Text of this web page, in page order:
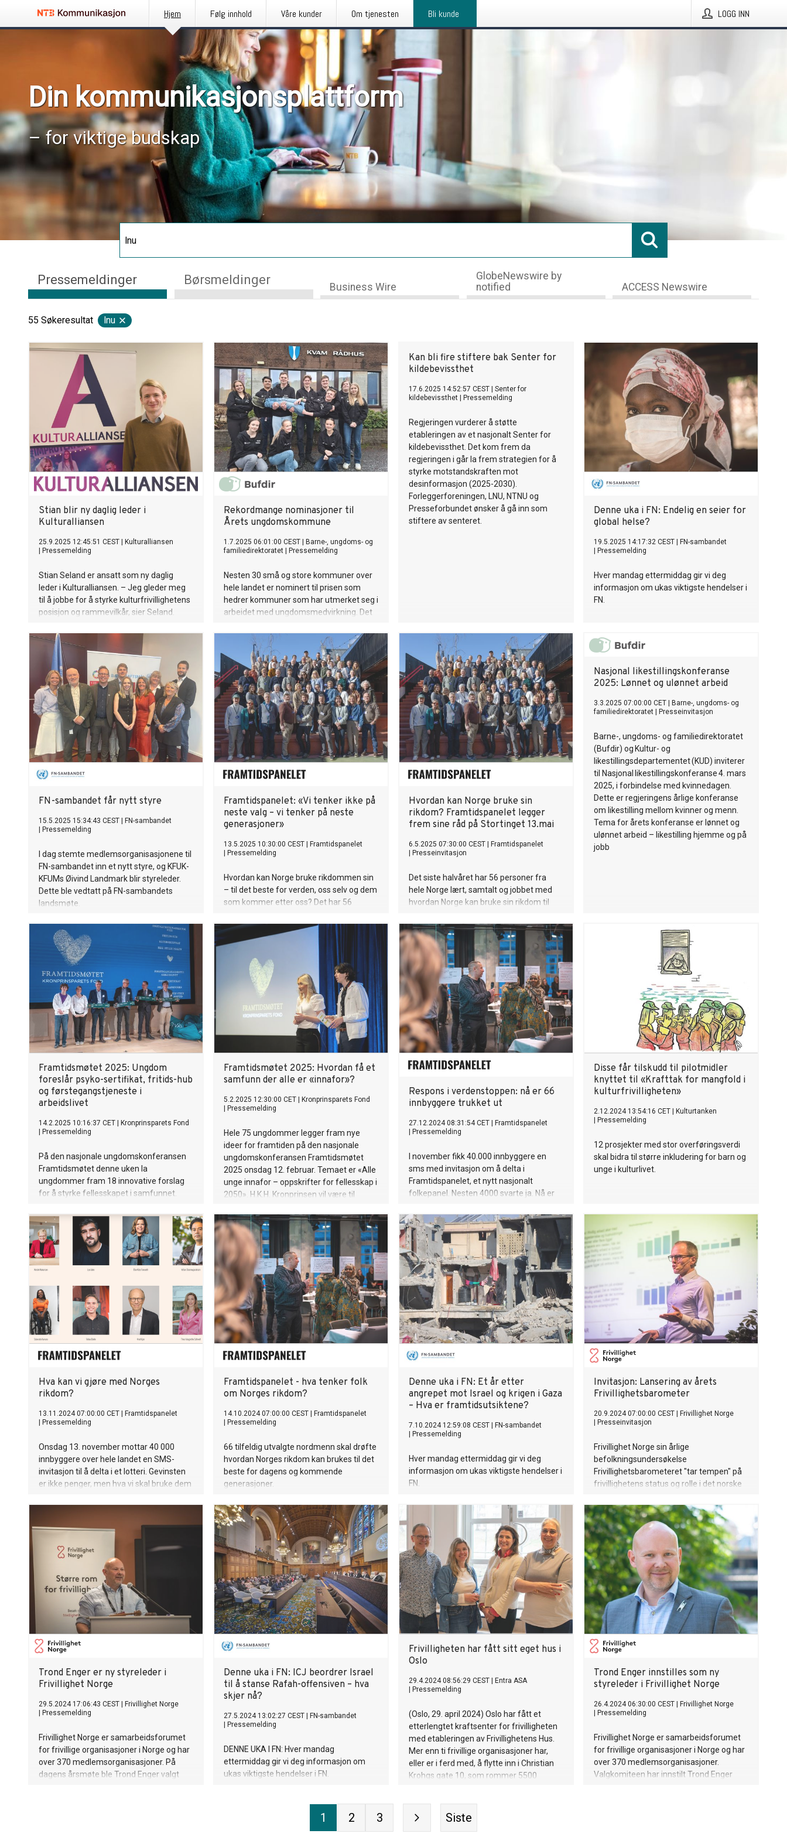
Hjem Følg innhold Våre kunder Om tjenesten Bli kunde LOGG INN
Din kommunikasjonsplattform
– for viktige budskap
Pressemeldinger Børsmeldinger Business Wire
GlobeNewswire by
notified
ACCESS Newswire
55 Søkeresultat lnu
Stian blir ny daglig leder i
Kulturalliansen
25.9.2025 12:45:51 CEST
Kulturalliansen
Pressemelding
Stian Seland er ansatt som ny daglig
leder i Kulturalliansen. – Jeg gleder meg
til å jobbe for å styrke kulturfrivillighetens
posisjon og rammevilkår, sier Seland.
Rekordmange nominasjoner til
Årets ungdomskommune
1.7.2025 06:01:00 CEST
Barne-, ungdoms- og
familiedirektoratet
Pressemelding
Nesten 30 små og store kommuner over
hele landet er nominert til prisen som
hedrer kommuner som har utmerket seg i
arbeidet med ungdomsmedvirkning. Det
Kan bli fire stiftere bak Senter for
kildebevissthet
17.6.2025 14:52:57 CEST
Senter for
kildebevissthet
Pressemelding
Regjeringen vurderer å støtte
etableringen av et nasjonalt Senter for
kildebevissthet. Det kom frem da
regjeringen i går la frem strategien for å
styrke motstandskraften mot
desinformasjon (2025-2030).
Forleggerforeningen, LNU, NTNU og
Presseforbundet ønsker å gå inn som
stiftere av senteret.
Denne uka i FN: Endelig en seier for
global helse?
19.5.2025 14:17:32 CEST
FN-sambandet
Pressemelding
Hver mandag ettermiddag gir vi deg
informasjon om ukas viktigste hendelser i
FN.
FN-sambandet får nytt styre
15.5.2025 15:34:43 CEST
FN-sambandet
Pressemelding
I dag stemte medlemsorganisasjonene til
FN-sambandet inn et nytt styre, og KFUK-
KFUMs Øivind Landmark blir styreleder.
Dette ble vedtatt på FN-sambandets
landsmøte.
Framtidspanelet: «Vi tenker ikke på
neste valg – vi tenker på neste
generasjoner»
13.5.2025 10:30:00 CEST
Framtidspanelet
Pressemelding
Hvordan kan Norge bruke rikdommen sin
– til det beste for verden, oss selv og dem
som kommer etter oss? Det har 56
gjennom vinteren og våren. I dag legger
Framtidspanelet fram sine anbefalinger:
generasjoner, Norge må ta større globalt
ansvar, og vi må oppgradere demokratiet
Hvordan kan Norge bruke sin
rikdom? Framtidspanelet legger
frem sine råd på Stortinget 13.mai
6.5.2025 07:30:00 CEST
Framtidspanelet
Presseinvitasjon
Det siste halvåret har 56 personer fra
hele Norge lært, samtalt og jobbet med
hvordan Norge kan bruke sin rikdom til
generasjoner. Nå legger medlemmene i
det nasjonale folkepanelet
Framtidspanelet fram sine råd. Presse er
velkommen til å delta, og det blir åpnet
for en-til-en-intervju etter framleggingen.
Nasjonal likestillingskonferanse
2025: Lønnet og ulønnet arbeid
3.3.2025 07:00:00 CET
Barne-, ungdoms- og
familiedirektoratet
Presseinvitasjon
Barne-, ungdoms- og familiedirektoratet
(Bufdir) og Kultur- og
likestillingsdepartementet (KUD) inviterer
til Nasjonal likestillingskonferanse 4. mars
2025, i forbindelse med kvinnedagen.
Dette er regjeringens årlige konferanse
om likestilling mellom kvinner og menn.
Tema for årets konferanse er lønnet og
ulønnet arbeid – likestilling hjemme og på
jobb
Framtidsmøtet 2025: Ungdom
foreslår psyko-sertifikat, fritids-hub
og førstegangstjeneste i
arbeidslivet
14.2.2025 10:16:37 CET
Kronprinsparets Fond
Pressemelding
På den nasjonale ungdomskonferansen
Framtidsmøtet denne uken la
ungdommer fram 18 innovative forslag
for å styrke fellesskapet i samfunnet.
direktør Hans Christian Holte.
Framtidsmøtet 2025: Hvordan få et
samfunn der alle er «innafor»?
5.2.2025 12:30:00 CET
Kronprinsparets Fond
Pressemelding
Hele 75 ungdommer legger fram nye
ideer for framtiden på den nasjonale
ungdomskonferansen Framtidsmøtet
2025 onsdag 12. februar. Temaet er «Alle
unge innafor – oppskrifter for fellesskap i
2050». H.K.H. Kronprinsen vil være til
Respons i verdenstoppen: nå er 66
innbyggere trukket ut
27.12.2024 08:31:54 CET
Framtidspanelet
Pressemelding
I november fikk 40.000 innbyggere en
sms med invitasjon om å delta i
Framtidspanelet, et nytt nasjonalt
folkepanel. Nesten 4000 svarte ja. Nå er
representere landets innbyggere trukket
ut. 14.januar starter de jobben med å
besvare hvordan Norge kan bruke sin
rikdom fremover.
Disse får tilskudd til pilotmidler
knyttet til «Krafttak for mangfold i
kulturfrivilligheten»
2.12.2024 13:54:16 CET
Kulturtanken
Pressemelding
12 prosjekter med stor overføringsverdi
skal bidra til større inkludering for barn og
unge i kulturlivet.
Hva kan vi gjøre med Norges
rikdom?
13.11.2024 07:00:00 CET
Framtidspanelet
Pressemelding
Onsdag 13. november mottar 40 000
innbyggere over hele landet en SMS-
invitasjon til å delta i et lotteri. Gevinsten
er ikke penger, men hva vi skal bruke dem
Framtidspanelet - hva tenker folk
om Norges rikdom?
14.10.2024 07:00:00 CEST
Framtidspanelet
Pressemelding
66 tilfeldig utvalgte nordmenn skal drøfte
hvordan Norges rikdom kan brukes til det
beste for dagens og kommende
generasjoner.
Denne uka i FN: Et år etter
angrepet mot Israel og krigen i Gaza
– Hva er framtidsutsiktene?
7.10.2024 12:59:08 CEST
FN-sambandet
Pressemelding
Hver mandag ettermiddag gir vi deg
informasjon om ukas viktigste hendelser i
FN.
Invitasjon: Lansering av årets
Frivillighetsbarometer
20.9.2024 07:00:00 CEST
Frivillighet Norge
Presseinvitasjon
Frivillighet Norge sin årlige
befolkningsundersøkelse
Frivillighetsbarometeret "tar tempen" på
frivillighetens status og rolle i det norske
onsdag 25. september kl 13.00 i
Frivillighetens Hus i Oslo.
Trond Enger er ny styreleder i
Frivillighet Norge
29.5.2024 17:06:43 CEST
Frivillighet Norge
Pressemelding
Frivillighet Norge er samarbeidsforumet
for frivillige organisasjoner i Norge og har
over 370 medlemsorganisasjoner. På
dagens årsmøte ble Trond Enger valgt
Denne uka i FN: ICJ beordrer Israel
til å stanse Rafah-offensiven – hva
skjer nå?
27.5.2024 13:02:27 CEST
FN-sambandet
Pressemelding
DENNE UKA I FN: Hver mandag
ettermiddag gir vi deg informasjon om
ukas viktigste hendelser i FN.
Frivilligheten har fått sitt eget hus i
Oslo
29.4.2024 08:56:29 CEST
Entra ASA
Pressemelding
(Oslo, 29. april 2024) Oslo har fått et
etterlengtet kraftsenter for frivilligheten
med etableringen av Frivillighetens Hus.
Mer enn ti frivillige organisasjoner har,
eller er i ferd med, å flytte inn i Christian
Krohgs gate 10, som rommer 5500
Frivillighetens Hus skal også være en
arena for arbeidstrening og -inkludering,
Trond Enger innstilles som ny
styreleder i Frivillighet Norge
26.4.2024 06:30:00 CEST
Frivillighet Norge
Pressemelding
Frivillighet Norge er samarbeidsforumet
for frivillige organisasjoner i Norge og har
over 370 medlemsorganisasjoner.
Valgkomiteen har innstilt Trond Enger
1 2 3 Siste